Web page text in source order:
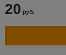
20 руб.